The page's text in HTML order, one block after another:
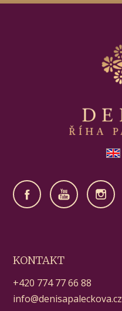
KONTAKT
+420 774 77 66 88
info@denisapaleckova.cz